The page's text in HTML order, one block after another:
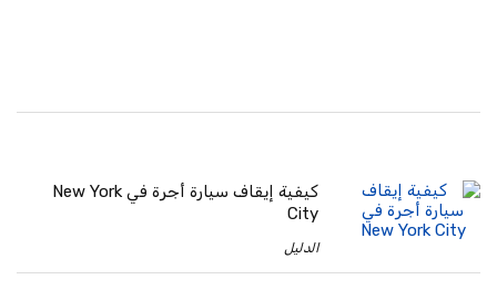
كيفية إيقاف سيارة أجرة في New York
City
الدليل